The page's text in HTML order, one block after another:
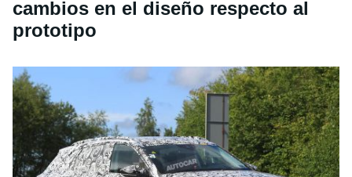
cambios en el diseño respecto al
prototipo